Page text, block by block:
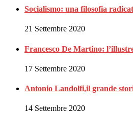
Socialismo: una filosofia
21 Settembre 2020
Francesco De Martino:
17 Settembre 2020
Antonio Landolfi,il grande
14 Settembre 2020